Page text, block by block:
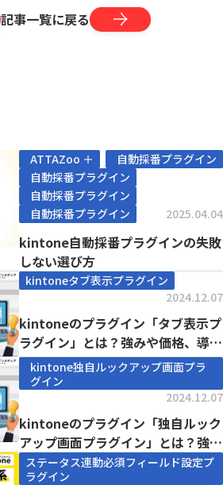
記事一覧に戻る
ATTAZoo ＋
自動採番プラグイン
自動採番プラグイン
自動採番プラグイン
自動採番プラグイン
2025.04.04
kintone自動採番プラグインの失敗
しない選び方
kintoneタブ表示プラグイン
2024.12.07
kintoneのプラグイン「タブ表示プ
ラグイン」とは？強みや価格、導入
事例まで徹...
kintone独自ルックアップ画面プラ
グイン
2024.12.07
kintoneのプラグイン「独自ルック
アップ画面プラグイン」とは？強み
や価格、導...
ステータス連動必須フィールド設定プ
ラグイン